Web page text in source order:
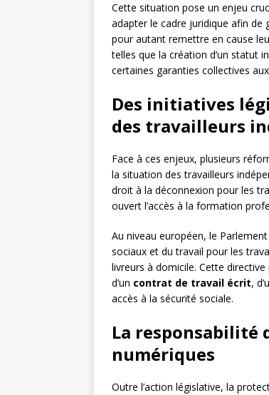
Cette situation pose un enjeu
adapter le cadre juridique afin de
pour autant remettre en cause
telles que la création d’un statut
certaines garanties collectives
Des initiatives
des travailleurs
Face à ces enjeux, plusieurs
la situation des travailleurs
droit à la déconnexion pour les
ouvert l’accès à la formation
Au niveau européen, le
sociaux et du travail pour les
livreurs à domicile. Cette
d’un contrat de travail écrit,
accès à la sécurité sociale.
La responsabilité
numériques
Outre l’action législative, la